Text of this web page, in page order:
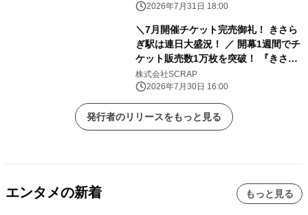
2026年9月11日（金）からリアル脱出
（金）からリアル脱出ゲーム名古屋店
で開催
2026年7月31日 18:00
＼7月開催チケット完売御礼！ きさら
ぎ駅は連日大盛況！ ／ 開幕1週間でチ
ケット販売数1万枚を突破！ 『きさら
ぎ駅からの脱出』10月分チケット販売
スタート
株式会社SCRAP
2026年7月30日 16:00
発行者のリリースをもっと見る
エンタメの新着 もっと見る